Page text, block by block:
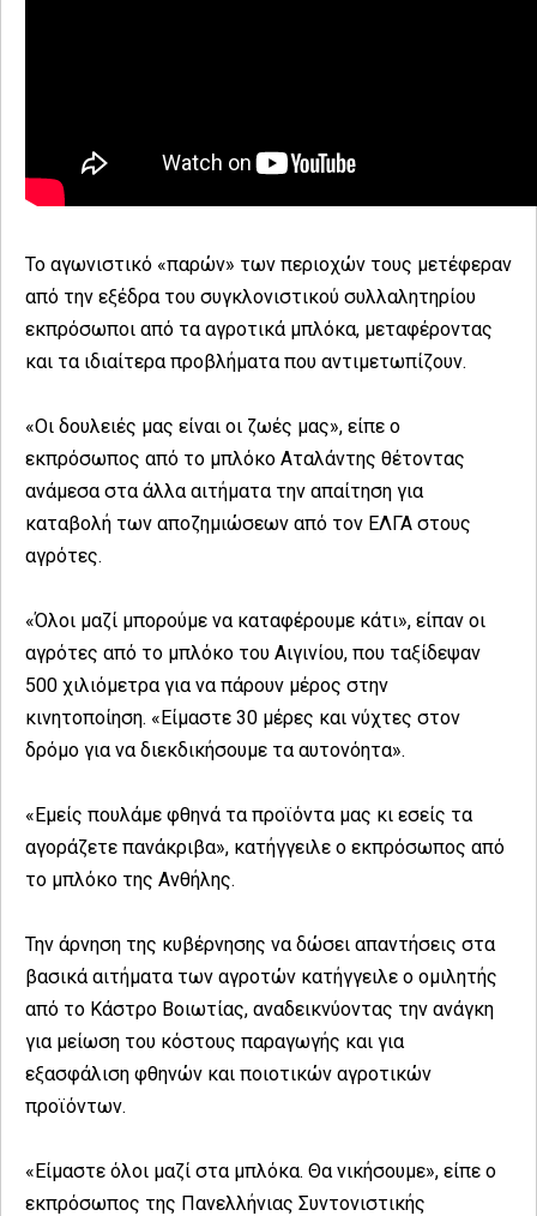
Το αγωνιστικό «παρών» των περιοχών τους μετέφεραν
από την εξέδρα του συγκλονιστικού συλλαλητηρίου
εκπρόσωποι από τα αγροτικά μπλόκα, μεταφέροντας
και τα ιδιαίτερα προβλήματα που αντιμετωπίζουν.
«Οι δουλειές μας είναι οι ζωές μας», είπε ο
εκπρόσωπος από το μπλόκο Αταλάντης θέτοντας
ανάμεσα στα άλλα αιτήματα την απαίτηση για
καταβολή των αποζημιώσεων από τον ΕΛΓΑ στους
αγρότες.
«Όλοι μαζί μπορούμε να καταφέρουμε κάτι», είπαν οι
αγρότες από το μπλόκο του Αιγινίου, που ταξίδεψαν
500 χιλιόμετρα για να πάρουν μέρος στην
κινητοποίηση. «Είμαστε 30 μέρες και νύχτες στον
δρόμο για να διεκδικήσουμε τα αυτονόητα».
«Εμείς πουλάμε φθηνά τα προϊόντα μας κι εσείς τα
αγοράζετε πανάκριβα», κατήγγειλε ο εκπρόσωπος από
το μπλόκο της Ανθήλης.
Την άρνηση της κυβέρνησης να δώσει απαντήσεις στα
βασικά αιτήματα των αγροτών κατήγγειλε ο ομιλητής
από το Κάστρο Βοιωτίας, αναδεικνύοντας την ανάγκη
για μείωση του κόστους παραγωγής και για
εξασφάλιση φθηνών και ποιοτικών αγροτικών
προϊόντων.
«Είμαστε όλοι μαζί στα μπλόκα. Θα νικήσουμε», είπε ο
εκπρόσωπος της Πανελλήνιας Συντονιστικής